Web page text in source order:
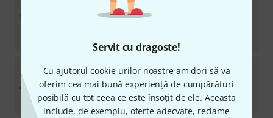
Servit cu dragoste!
Cu ajutorul cookie-urilor noastre am dori să vă
oferim cea mai bună experiență de cumpărături
posibilă cu tot ceea ce este însoțit de ele. Aceasta
include, de exemplu, oferte adecvate, reclame
14
Sommer CableVector BNC HDTV DH 2,0m
în stoc
205 lei